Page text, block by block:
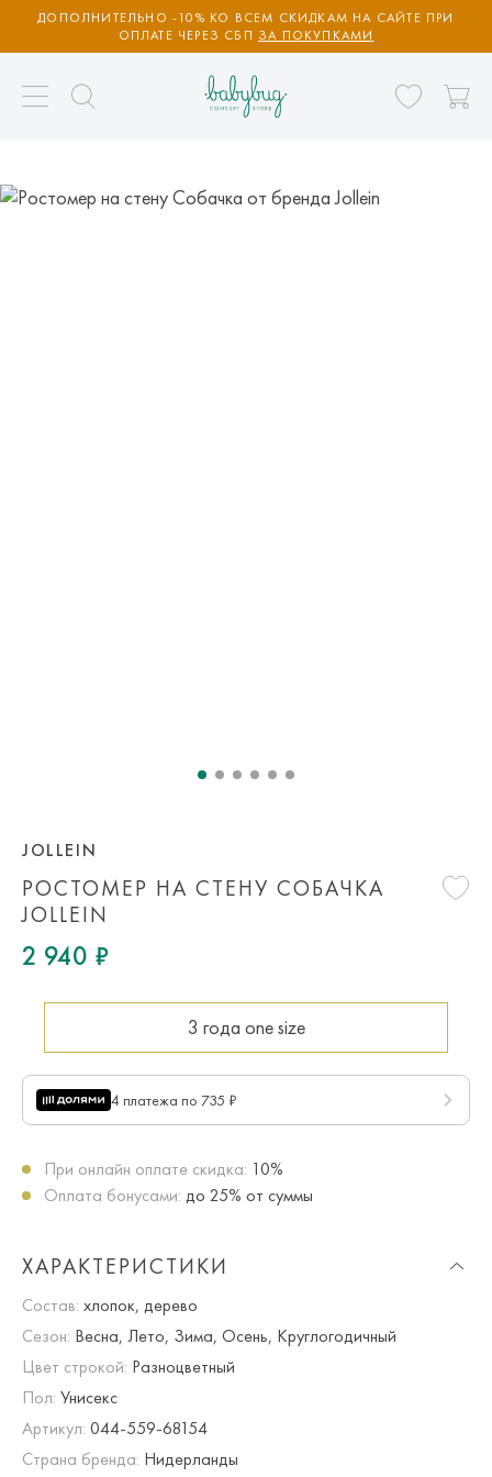
ДОПОЛНИТЕЛЬНО -10% КО ВСЕМ СКИДКАМ НА САЙТЕ ПРИ
ОПЛАТЕ ЧЕРЕЗ СБП ЗА ПОКУПКАМИ
РОСТОМЕР НА СТЕНУ СОБАЧКА
JOLLEIN
JOLLEIN
2 940 ₽
3 года one size
4 платежа по 735 ₽
При онлайн оплате скидка: 10%
Оплата бонусами: до 25% от суммы
ХАРАКТЕРИСТИКИ
Состав: хлопок, дерево
Сезон: Весна, Лето, Зима, Осень, Круглогодичный
Цвет строкой: Разноцветный
Пол: Унисекс
Артикул: 044-559-68154
Страна бренда: Нидерланды